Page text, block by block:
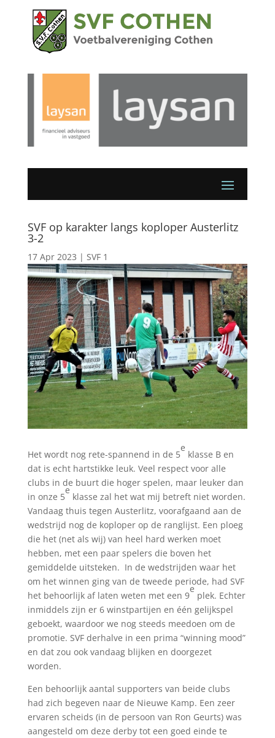
SVF op karakter langs koploper Austerlitz
3-2
17 Apr 2023 | SVF 1
Het wordt nog rete-spannend in de 5
e
klasse B en
dat is echt hartstikke leuk. Veel respect voor alle
clubs in de buurt die hoger spelen, maar leuker dan
in onze 5
e
klasse zal het wat mij betreft niet worden.
Vandaag thuis tegen Austerlitz, voorafgaand aan de
wedstrijd nog de koploper op de ranglijst. Een ploeg
die het (net als wij) van heel hard werken moet
hebben, met een paar spelers die boven het
gemiddelde uitsteken. In de wedstrijden waar het
om het winnen ging van de tweede periode, had SVF
het behoorlijk af laten weten met een 9
e
plek. Echter
inmiddels zijn er 6 winstpartijen en één gelijkspel
geboekt, waardoor we nog steeds meedoen om de
promotie. SVF derhalve in een prima “winning mood”
en dat zou ook vandaag blijken en doorgezet
worden.
Een behoorlijk aantal supporters van beide clubs
had zich begeven naar de Nieuwe Kamp. Een zeer
ervaren scheids (in de persoon van Ron Geurts) was
aangesteld om deze derby tot een goed einde te